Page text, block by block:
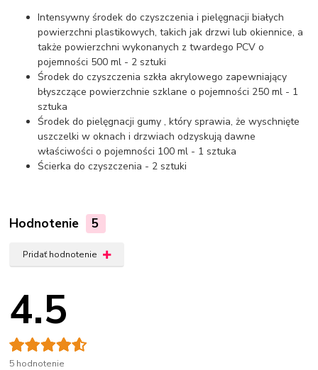
Intensywny środek do czyszczenia i pielęgnacji białych
powierzchni plastikowych, takich jak drzwi lub okiennice, a
także powierzchni wykonanych z twardego PCV o
pojemności 500 ml - 2 sztuki
Środek do czyszczenia szkła akrylowego zapewniający
błyszczące powierzchnie szklane o pojemności 250 ml - 1
sztuka
Środek do pielęgnacji gumy , który sprawia, że ​​wyschnięte
uszczelki w oknach i drzwiach odzyskują dawne
właściwości o pojemności 100 ml - 1 sztuka
Ścierka do czyszczenia - 2 sztuki
Hodnotenie 5
Pridať hodnotenie
4.5
5 hodnotenie